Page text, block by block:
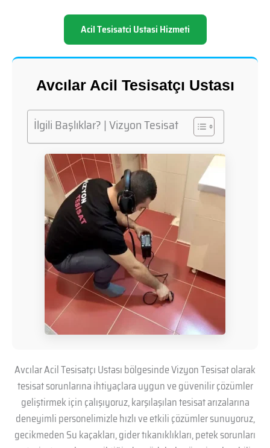
Acil Tesisatci Ustasi Hizmeti
Avcılar Acil Tesisatçı Ustası
İlgili Başlıklar? | Vizyon Tesisat
Avcılar Acil Tesisatçı Ustası bölgesinde Vizyon Tesisat olarak
tesisat sorunlarına ihtiyaçlara uygun ve güvenilir çözümler
geliştirmek için çalışıyoruz, karşılaşılan tesisat arızalarına
deneyimli personelimizle hızlı ve etkili çözümler sunuyoruz,
gecikmeden Su kaçakları, gider tıkanıklıkları, petek sorunları